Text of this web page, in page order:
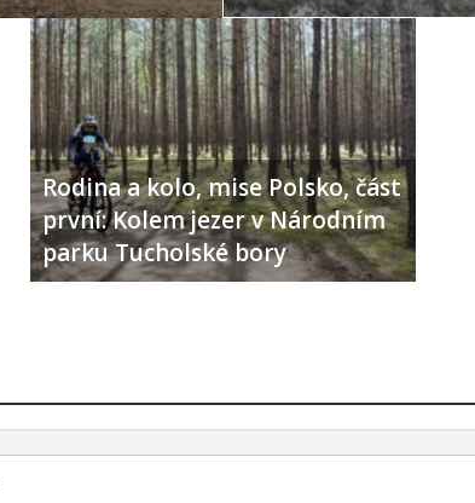
Rodina a kolo, mise Polsko, část
první: Kolem jezer v Národním
parku Tucholské bory